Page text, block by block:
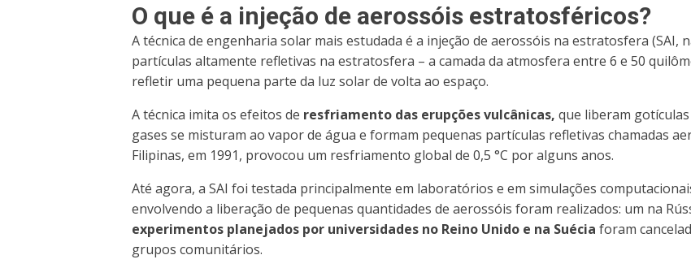
O que é a injeção de aerossóis estratosféricos?
A técnica de engenharia solar mais estudada é a injeção de aerossóis na estratosfera (SAI,
partículas altamente refletivas na estratosfera – a camada da atmosfera entre 6 e 50
refletir uma pequena parte da luz solar de volta ao espaço.
A técnica imita os efeitos de resfriamento das erupções vulcânicas, que liberam
gases se misturam ao vapor de água e formam pequenas partículas refletivas chamadas
Filipinas, em 1991, provocou um resfriamento global de 0,5 °C por alguns anos.
Até agora, a SAI foi testada principalmente em laboratórios e em simulações
envolvendo a liberação de pequenas quantidades de aerossóis foram realizados: um na
experimentos planejados por universidades no Reino Unido e na Suécia foram
grupos comunitários.